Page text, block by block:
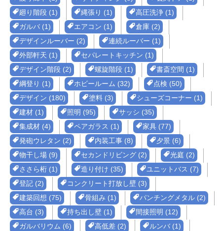
廻り階段 (1)
縄張り (1)
高圧洗浄 (1)
ガルバ (1)
エアコン (1)
倉庫 (2)
デザインルーバー (2)
連続ルーバー (1)
外部軒天 (1)
セパレートキッチン (1)
デザイン階段 (2)
螺旋階段 (1)
書斎空間 (1)
綱登り (1)
ホビールーム (32)
点検 (50)
デザイン (180)
塗料 (3)
シューズコーナー (1)
建材 (1)
照明 (95)
サッシ (35)
集成材 (4)
ペアガラス (1)
家具 (77)
発砲ウレタン (2)
内装工事 (8)
夕景 (6)
物干し場 (9)
セカンドリビング (2)
光庭 (2)
ささら桁 (1)
造り付け (35)
ユニットバス (7)
登記 (2)
コンクリート打放し壁 (3)
建築回想 (75)
骨組み (1)
パンチングメタル (2)
高台 (3)
持ち出し壁 (1)
間接照明 (12)
ガルバリウム (6)
高低差 (2)
ルンバ (1)